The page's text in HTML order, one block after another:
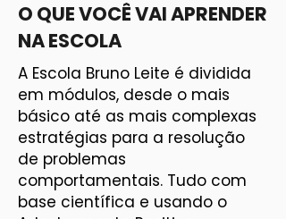
O QUE VOCÊ VAI APRENDER
NA ESCOLA
A Escola Bruno Leite é dividida
em módulos, desde o mais
básico até as mais complexas
estratégias para a resolução
de problemas
comportamentais. Tudo com
base científica e usando o